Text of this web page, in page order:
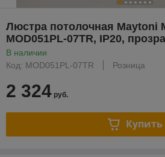
Люстра потолочная Maytoni
MOD051PL-07TR, IP20,
В наличии
Код: MOD051PL-07TR
Розница
2 324 руб.
Купить